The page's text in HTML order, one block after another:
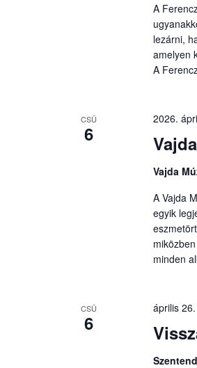
A
lezárni,
amelyen
A
CSÜ
6
2026.
Vajda
A Vajda
egyik
minden
CSÜ
6
április